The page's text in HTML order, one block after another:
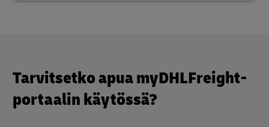
Tarvitsetko apua myDHLFreight-
portaalin käytössä?